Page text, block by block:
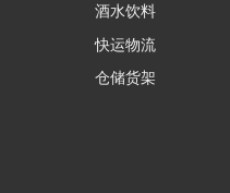
酒水饮料
快运物流
仓储货架